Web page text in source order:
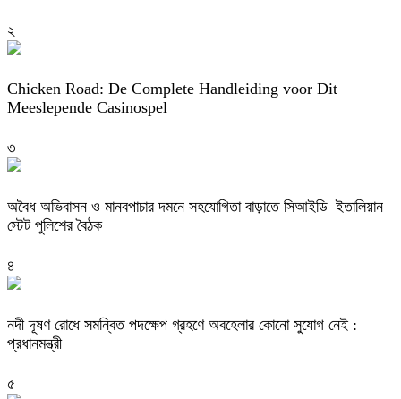
২
Chicken Road: De Complete Handleiding voor Dit
Meeslepende Casinospel
৩
অবৈধ অভিবাসন ও মানবপাচার দমনে সহযোগিতা বাড়াতে সিআইডি–ইতালিয়ান
স্টেট পুলিশের বৈঠক
৪
নদী দূষণ রোধে সমন্বিত পদক্ষেপ গ্রহণে অবহেলার কোনো সুযোগ নেই :
প্রধানমন্ত্রী
৫